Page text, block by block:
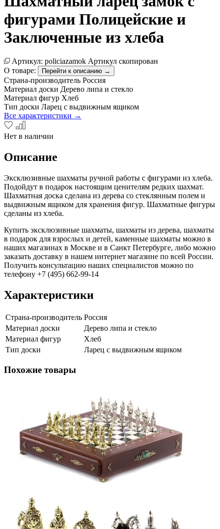
фигурами Полицейские и
Заключенные из хлеба
Артикул: policiazamok Артикул скопирован
О товаре:
Перейти к описанию →
Страна-производитель Россия
Материал доски Дерево липа и стекло
Материал фигур Хлеб
Тип доски Ларец с выдвижным ящиком
Все характеристики →
Нет в наличии
Описание
Эксклюзивные шахматы ручной работы с фигурами из хлеба.
Подойдут в подарок настоящим ценителям редких шахмат.
Шахматная доска сделана из дерева со стеклянным полем и
выдвижным ящиком для хранения фигур. Шахматные фигуры
сделаны из хлеба.
Купить эксклюзивные шахматы, шахматы из дерева, шахматы
в подарок для взрослых и детей, каменные шахматы можно в
наших магазинах в Москве и в Санкт Петербурге, либо можно
заказать доставку в нашем интернет магазине по всей России.
Получить консультацию наших специалистов можно по
телефону +7 (495) 662-99-14
Характеристики
Страна-производитель Россия
Материал доски
Дерево липа и стекло
Материал фигур
Хлеб
Тип доски
Ларец с выдвижным ящиком
Похожие товары